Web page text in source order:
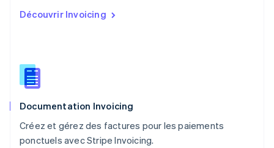
Découvrir Invoicing
Documentation Invoicing
Créez et gérez des factures pour les paiements
ponctuels avec Stripe Invoicing.
PortuguêsEnglish
English
Roumanie
Royaume-Uni
Singapour
English 简体中文